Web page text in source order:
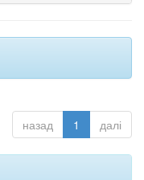
назад 1 далі